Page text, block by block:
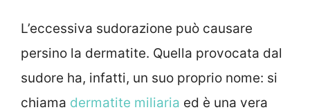
L’eccessiva sudorazione può causare
persino la dermatite. Quella provocata dal
sudore ha, infatti, un suo proprio nome: si
chiama dermatite miliaria ed è una vera